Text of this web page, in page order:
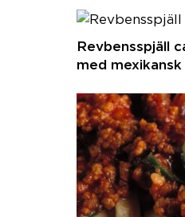
Revbensspjäll
med